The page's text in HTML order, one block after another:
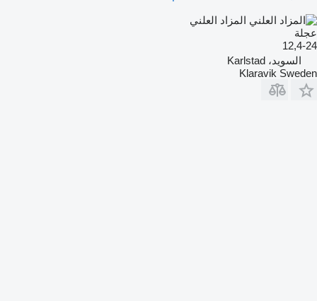
المزاد العلني
عجلة
12,4-24
السويد، Karlstad
Klaravik Sweden